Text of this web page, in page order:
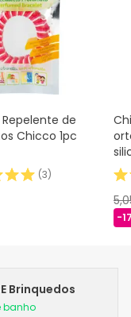
Repelente de
Chicco 1pc
(3)
-
Brinquedos
banho